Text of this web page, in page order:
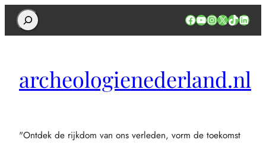
Search Facebook
YouTube
Instagram
X TikTok
archeologienederland.nl
"Ontdek de rijkdom van ons verleden, vorm de toekomst